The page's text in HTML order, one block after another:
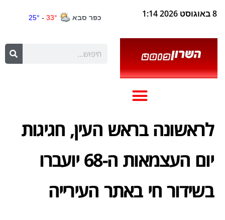
8 באוגוסט 2026 1:14
לראשונה בראש העין, חגיגות
יום העצמאות ה-68 יועברו
בשידור חי באתר העירייה